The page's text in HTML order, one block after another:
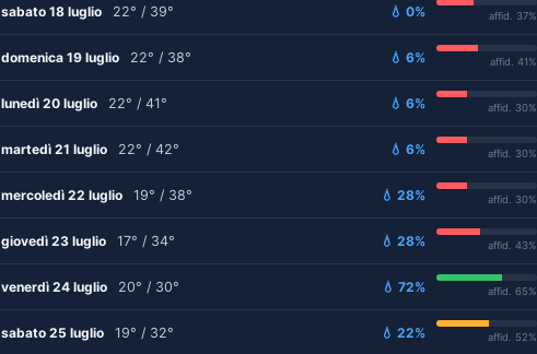
sabato 18 luglio 22° / 39° 💧 0% affid. 37%
domenica 19 luglio 22° / 38° 💧 6% affid. 41%
lunedì 20 luglio 22° / 41° 💧 6% affid. 30%
martedì 21 luglio 22° / 42° 💧 6% affid. 30%
mercoledì 22 luglio 19° / 38° 💧 28% affid. 30%
giovedì 23 luglio 17° / 34° 💧 28% affid. 43%
venerdì 24 luglio 20° / 30° 💧 72% affid. 65%
sabato 25 luglio 19° / 32° 💧 22% affid. 52%